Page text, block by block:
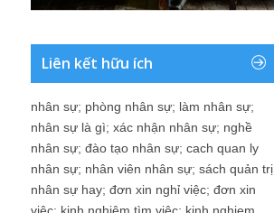
Liên kết hữu ích
nhân sự; phòng nhân sự; làm nhân sự;
nhân sự là gì; xác nhận nhân sự; nghề
nhân sự; đào tạo nhân sự; cach quan ly
nhân sự; nhân viên nhân sự; sách quản trị
nhân sự hay; đơn xin nghỉ việc; đơn xin